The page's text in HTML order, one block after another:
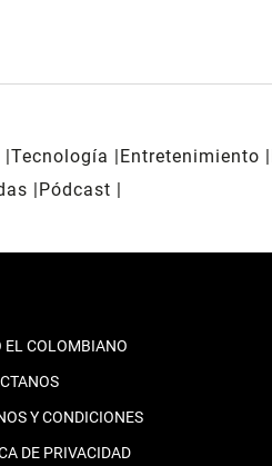
Tecnología Entretenimiento
Pódcast
EL COLOMBIANO
Y CONDICIONES
DE PRIVACIDAD